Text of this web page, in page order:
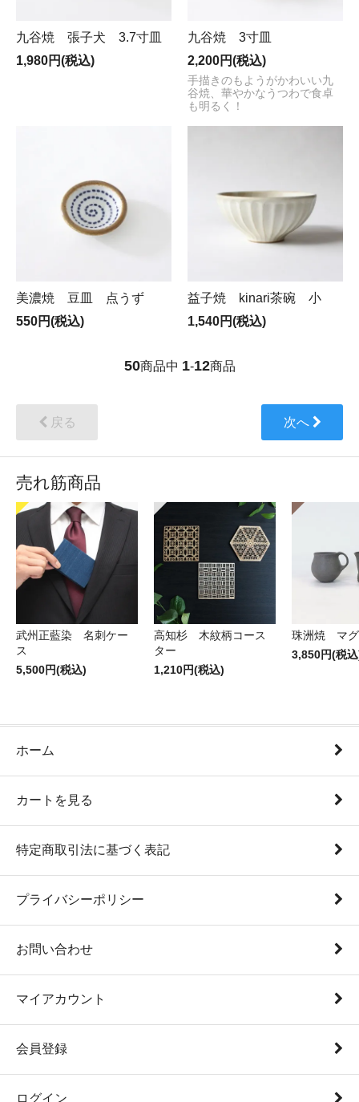
九谷焼 張子犬 3.7寸皿
1,980円(税込)
九谷焼 3寸皿
2,200円(税込)
手描きのもようがかわいい九
谷焼、華やかなうつわで食卓
も明るく！
美濃焼 豆皿 点うず
550円(税込)
益子焼 kinari茶碗 小
1,540円(税込)
50商品中 1-12商品
戻る 次へ
売れ筋商品
武州正藍染 名刺ケー
ス
5,500円(税込)
高知杉 木紋柄コース
ター
1,210円(税込)
珠洲焼 マグ
3,850円(税
ホーム
カートを見る
特定商取引法に基づく表記
プライバシーポリシー
お問い合わせ
マイアカウント
会員登録
ログイン